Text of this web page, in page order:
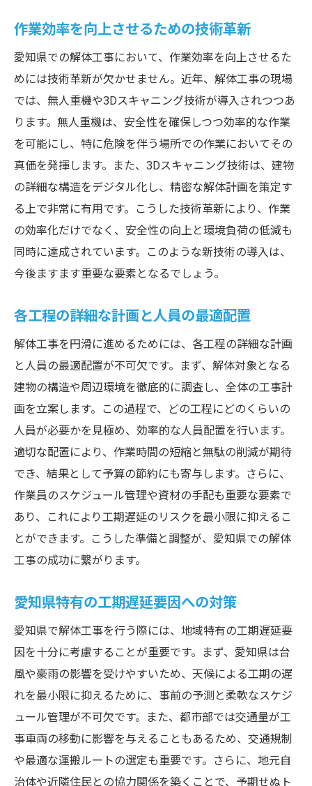
作業効率を向上させるための技術革新
愛知県での解体工事において、作業効率を向上させるた
めには技術革新が欠かせません。近年、解体工事の現場
では、無人重機や3Dスキャニング技術が導入されつつあ
ります。無人重機は、安全性を確保しつつ効率的な作業
を可能にし、特に危険を伴う場所での作業においてその
真価を発揮します。また、3Dスキャニング技術は、建物
の詳細な構造をデジタル化し、精密な解体計画を策定す
る上で非常に有用です。こうした技術革新により、作業
の効率化だけでなく、安全性の向上と環境負荷の低減も
同時に達成されています。このような新技術の導入は、
今後ますます重要な要素となるでしょう。
各工程の詳細な計画と人員の最適配置
解体工事を円滑に進めるためには、各工程の詳細な計画
と人員の最適配置が不可欠です。まず、解体対象となる
建物の構造や周辺環境を徹底的に調査し、全体の工事計
画を立案します。この過程で、どの工程にどのくらいの
人員が必要かを見極め、効率的な人員配置を行います。
適切な配置により、作業時間の短縮と無駄の削減が期待
でき、結果として予算の節約にも寄与します。さらに、
作業員のスケジュール管理や資材の手配も重要な要素で
あり、これにより工期遅延のリスクを最小限に抑えるこ
とができます。こうした準備と調整が、愛知県での解体
工事の成功に繋がります。
愛知県特有の工期遅延要因への対策
愛知県で解体工事を行う際には、地域特有の工期遅延要
因を十分に考慮することが重要です。まず、愛知県は台
風や豪雨の影響を受けやすいため、天候による工期の遅
れを最小限に抑えるために、事前の予測と柔軟なスケジ
ュール管理が不可欠です。また、都市部では交通量が工
事車両の移動に影響を与えることもあるため、交通規制
や最適な運搬ルートの選定も重要です。さらに、地元自
治体や近隣住民との協力関係を築くことで、予期せぬト